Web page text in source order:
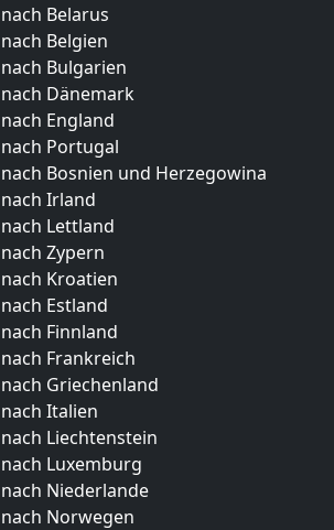
Belarus
Belgien
Bulgarien
Dänemark
England
Portugal
Bosnien und Herzegowina
Irland
Lettland
Zypern
Kroatien
Estland
Finnland
Frankreich
Griechenland
Italien
Liechtenstein
Luxemburg
Niederlande
Norwegen